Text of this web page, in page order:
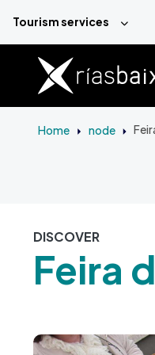
Tourism services
Home node
DISCOVER
Feira
Image